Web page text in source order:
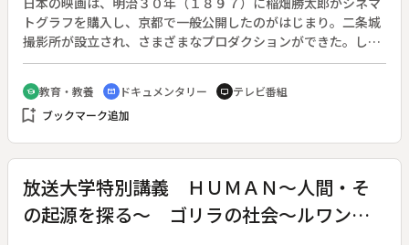
トグラフを購入し、京都で一般公開したのがはじまり。二条城
撮影所が設立され、さまざまなプロダクションができた。しか
し今は昔、法輪寺のキネマ殿には大勢の大スターたちの霊が眠
る。近所の和菓子店にはスターの色紙がいっぱい。嵐山にある
大河内伝次郎の屋敷の跡は６００坪の庭園となり、京都を見お
ろす。◆東映京都撮影所のオープンセットを中心にできた、太
りは続く。◆法輪寺キネマ殿、大河内山荘
school 教育・教養 cinematic_blur ドキュメンタリー tv テレビ番組
bookmark_add ブックマーク追加
放送大学特別講義 ＨＵＭＡＮ～人間・そ
の起源を探る～ ゴリラの社会～ルワンダ